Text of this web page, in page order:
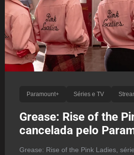
Paramount+ Séries e TV
Grease: Rise of the
cancelada pelo
Grease: Rise of the Pink Ladies,